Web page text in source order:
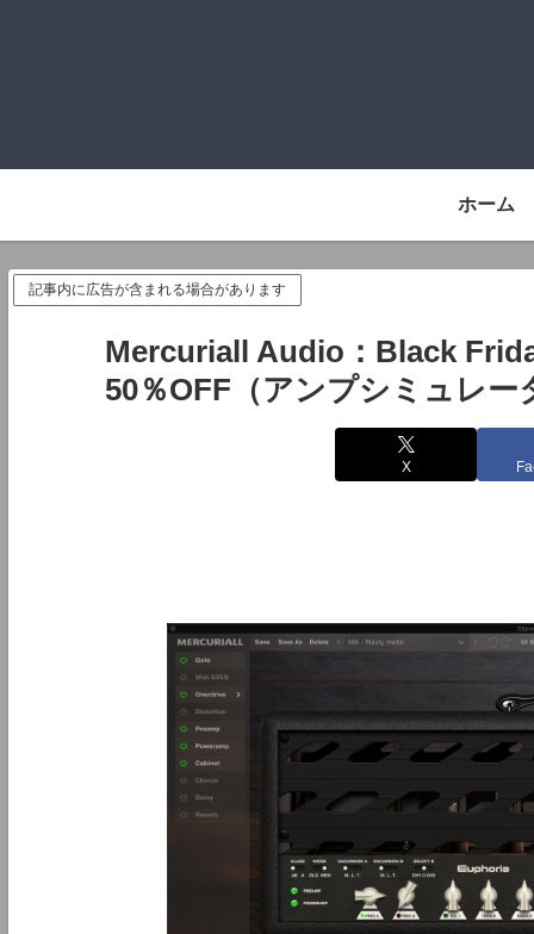
ホーム
記事内に広告が含まれる場合があります
Mercuriall Audio：Black
50％OFF（アンプシミュレー
X